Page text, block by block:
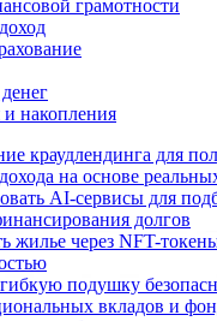
грамотности
накопления
краудлендинга для
на основе
AI-сервисы для
долгов
жилье через NFT-
гибкую подушку
вкладов и